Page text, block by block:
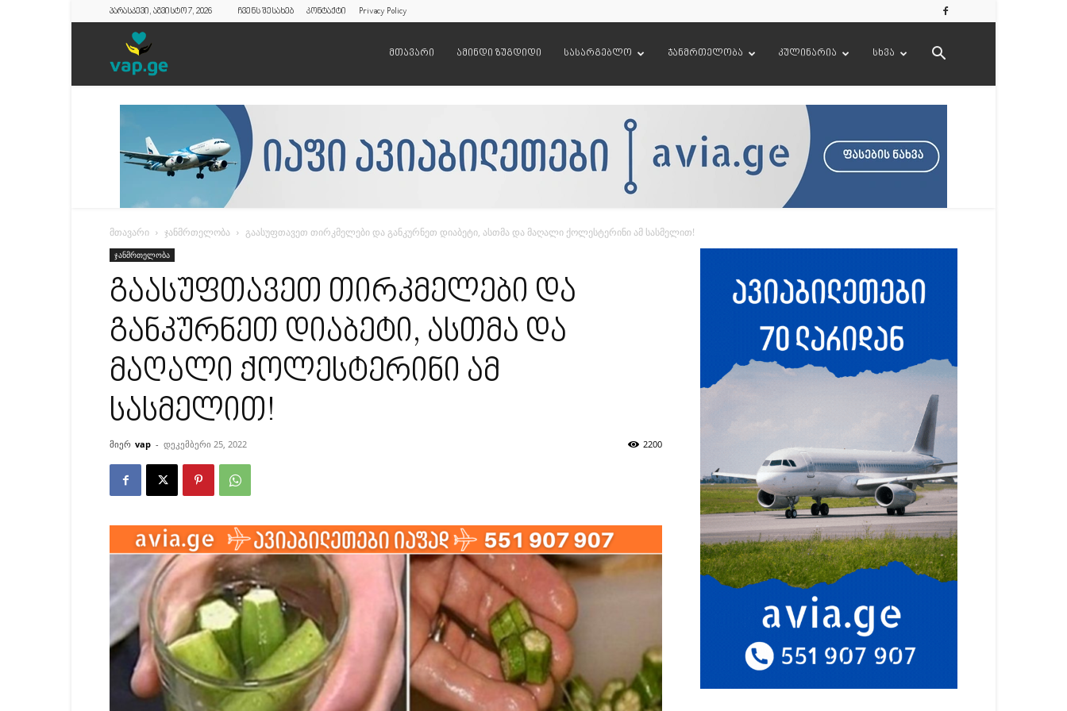
პარასკევი, აგვისტო 7, 2026 ჩვენს შესახებ კონტაქტი Privacy Policy
მთავარი ამინდი ზუგდიდი სასარგებლო ჯანმრთელობა კულინარია სხვა
მთავარი ჯანმრთელობა გაასუფთავეთ თირკმელები და განკურნეთ დიაბეტი, ასთმა და მაღალი ქოლესტერინი ამ სასმელით!
ჯანმრთელობა
გაასუფთავეთ თირკმელები და
განკურნეთ დიაბეტი, ასთმა და
მაღალი ქოლესტერინი ამ
სასმელით!
მიერ vap - დეკემბერი 25, 2022 2200